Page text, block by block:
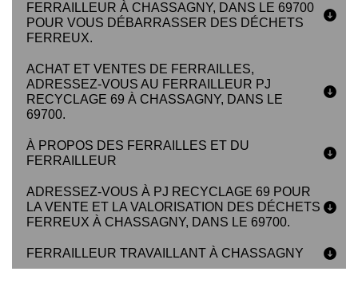
FERRAILLEUR À CHASSAGNY, DANS LE 69700
POUR VOUS DÉBARRASSER DES DÉCHETS
FERREUX.
ACHAT ET VENTES DE FERRAILLES,
ADRESSEZ-VOUS AU FERRAILLEUR PJ
RECYCLAGE 69 À CHASSAGNY, DANS LE
69700.
À PROPOS DES FERRAILLES ET DU
FERRAILLEUR
ADRESSEZ-VOUS À PJ RECYCLAGE 69 POUR
LA VENTE ET LA VALORISATION DES DÉCHETS
FERREUX À CHASSAGNY, DANS LE 69700.
FERRAILLEUR TRAVAILLANT À CHASSAGNY